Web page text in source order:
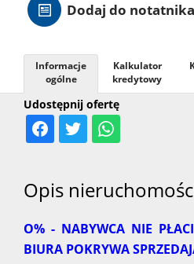
Dodaj do notatnika
Udostępnij ofertę
Informacje
ogólne
Kalkulator
kredytowy
Opis
O% - NABYWCA NIE
BIURA POKRYWA